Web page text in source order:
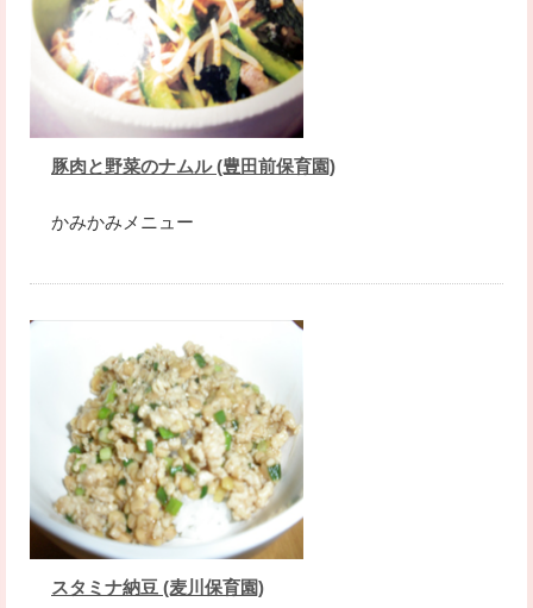
豚肉と野菜のナムル (豊田前保育園)
かみかみメニュー
スタミナ納豆 (麦川保育園)